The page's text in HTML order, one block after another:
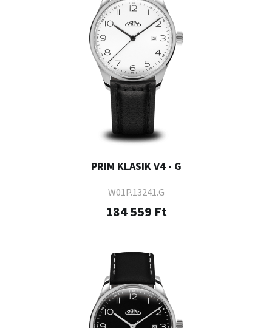
PRIM KLASIK V4 - G
W01P.13241.G
184 559 Ft